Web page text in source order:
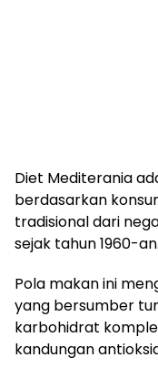
Diet Mediterania
berdasarkan
tradisional dari
sejak tahun 1960-an.
Pola makan ini
yang bersumber
karbohidrat
kandungan